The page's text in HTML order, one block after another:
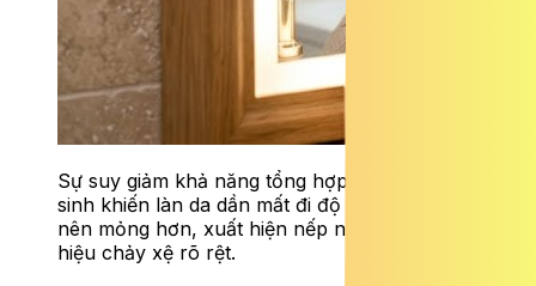
Sự suy giảm khả năng tổng hợp collagen nội
sinh khiến làn da dần mất đi độ căng mịn, trở
nên mỏng hơn, xuất hiện nếp nhăn và dấu
hiệu chảy xệ rõ rệt.